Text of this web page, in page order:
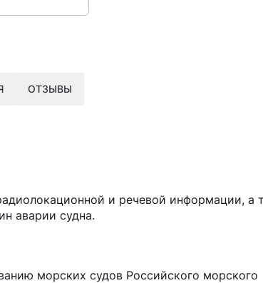
ОТЗЫВЫ
и речевой информации, а
аварии судна.
морских судов Российского морского